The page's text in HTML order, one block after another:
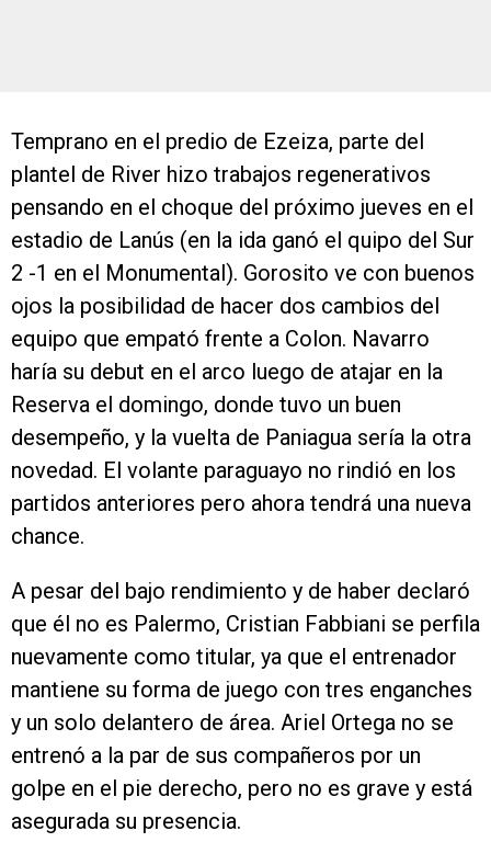
Temprano en el predio de Ezeiza, parte del
plantel de River hizo trabajos regenerativos
pensando en el choque del próximo jueves en el
estadio de Lanús (en la ida ganó el quipo del Sur
2 -1 en el Monumental). Gorosito ve con buenos
ojos la posibilidad de hacer dos cambios del
equipo que empató frente a Colon. Navarro
haría su debut en el arco luego de atajar en la
Reserva el domingo, donde tuvo un buen
desempeño, y la vuelta de Paniagua sería la otra
novedad. El volante paraguayo no rindió en los
partidos anteriores pero ahora tendrá una nueva
chance.
A pesar del bajo rendimiento y de haber declaró
que él no es Palermo, Cristian Fabbiani se perfila
nuevamente como titular, ya que el entrenador
mantiene su forma de juego con tres enganches
y un solo delantero de área. Ariel Ortega no se
entrenó a la par de sus compañeros por un
golpe en el pie derecho, pero no es grave y está
asegurada su presencia.